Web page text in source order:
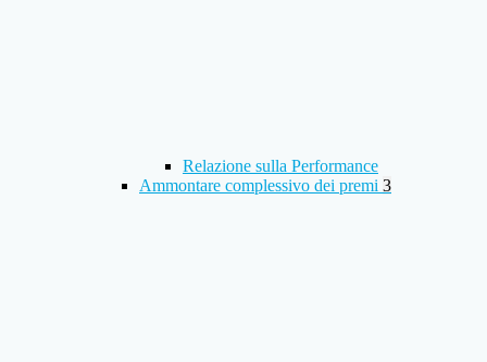
Relazione sulla Performance
Ammontare complessivo dei premi 3